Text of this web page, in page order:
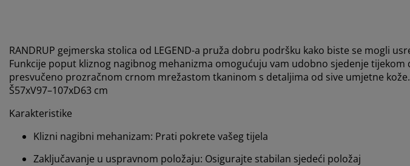
RANDRUP gejmerska stolica od LEGEND-a pruža dobru podršku kako biste se mogli
Funkcije poput kliznog nagibnog mehanizma omogućuju vam udobno sjedenje tijekom
presvučeno prozračnom crnom mrežastom tkaninom s detaljima od sive umjetne kože.
Š57xV97–107xD63 cm
Karakteristike
Klizni nagibni mehanizam: Prati pokrete vašeg tijela
Zaključavanje u uspravnom položaju: Osigurajte stabilan sjedeći položaj